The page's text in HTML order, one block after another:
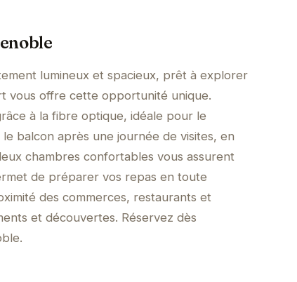
lumineux et spacieux, prêt à explorer
vous offre cette opportunité unique.
à la fibre optique, idéale pour le
balcon après une journée de visites, en
chambres confortables vous assurent
de préparer vos repas en toute
des commerces, restaurants et
et découvertes. Réservez dès